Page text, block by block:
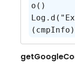
o()